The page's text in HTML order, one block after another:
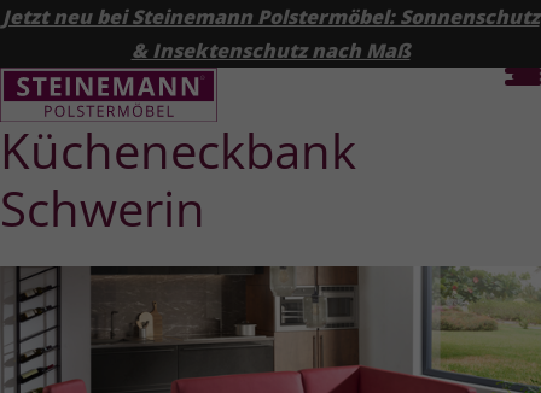
Jetzt neu bei Steinemann Polstermöbel: Sonnenschutz
& Insektenschutz nach Maß
Kücheneckbank
Schwerin